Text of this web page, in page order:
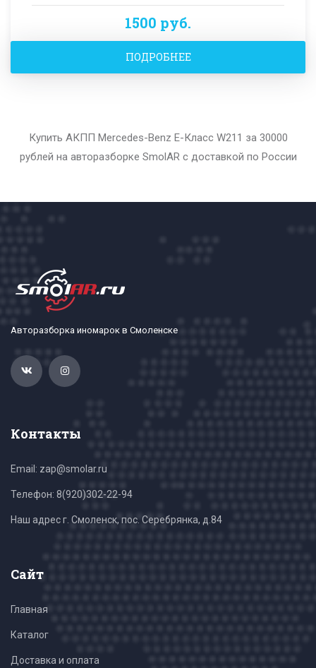
1500 руб.
ПОДРОБНЕЕ
Купить АКПП Mercedes-Benz E-Класс W211 за 30000
рублей на авторазборке SmolAR с доставкой по России
Авторазборка иномарок в Смоленске
Контакты
Email: zap@smolar.ru
Телефон: 8(920)302-22-94
Наш адрес г. Смоленск, пос. Серебрянка, д.84
Сайт
Главная
Каталог
Доставка и оплата